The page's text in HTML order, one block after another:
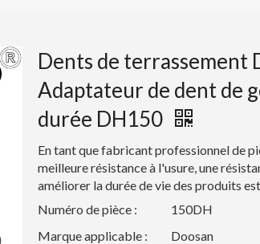
Dents de terrassement
Adaptateur de dent de
durée DH150
En tant que fabricant professionnel de
meilleure résistance à l'usure, une
améliorer la durée de vie des produits
Numéro de pièce :
150DH
Marque applicable :
Doosan